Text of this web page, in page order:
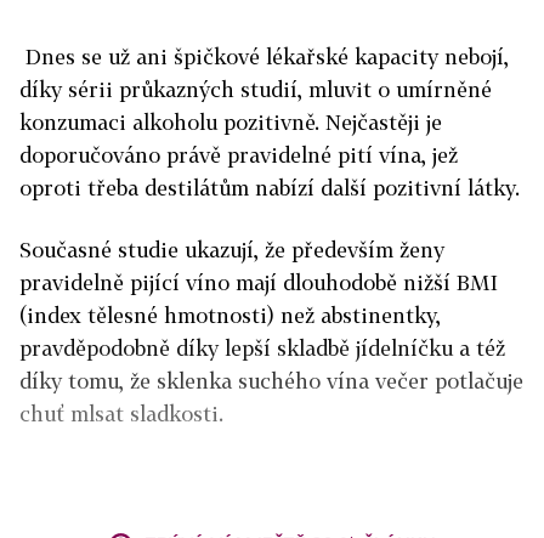
Dnes se už ani špičkové lékařské kapacity nebojí,
díky sérii průkazných studií, mluvit o umírněné
konzumaci alkoholu pozitivně. Nejčastěji je
doporučováno právě pravidelné pití vína, jež
oproti třeba destilátům nabízí další pozitivní látky.
Současné studie ukazují, že především ženy
pravidelně pijící víno mají dlouhodobě nižší BMI
(index tělesné hmotnosti) než abstinentky,
pravděpodobně díky lepší skladbě jídelníčku a též
díky tomu, že sklenka suchého vína večer potlačuje
chuť mlsat sladkosti.